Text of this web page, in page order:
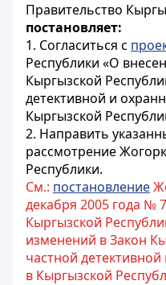
Правительство
постановляет:
1. Согласиться с
Республики «О
Кыргызской
детективной и
Кыргызской
2. Направить
рассмотрение
Республики.
См.: постановление
декабря 2005 года №
Кыргызской
изменений в Закон
частной
в Кыргызской